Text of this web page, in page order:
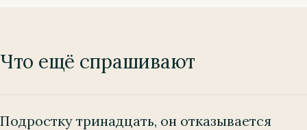
Что ещё спрашивают
Подростку тринадцать, он отказывается